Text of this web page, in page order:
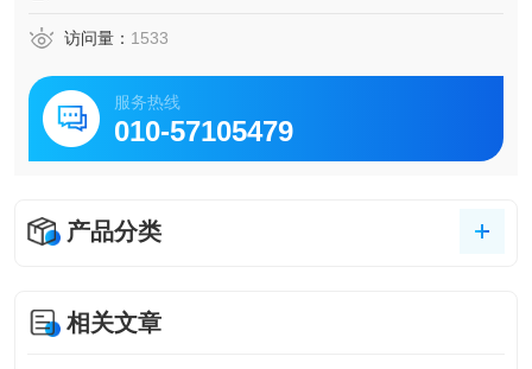
访问量： 1533
服务热线
010-57105479
产品分类
相关文章